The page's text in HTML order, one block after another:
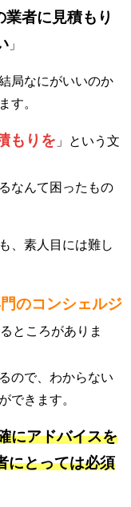
者に見積もり
」
局なにがいいのか
す。
もりを 」という文
なんて困ったもの
、素人目には難し
のコンシェルジ
ところがありま
ので、わからない
できます。
にアドバイスを
にとっては必須